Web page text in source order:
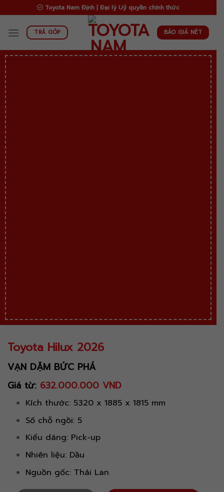
to
content
Toyota Nam Định | Đại lý Uỷ quyền chính thức
TRẢ GÓP BÁO GIÁ NÉT
Toyota Hilux 2026
VẠN DẶM BỨC PHÁ
Giá từ: 632.000.000 VND
Kích thước: 5320 x 1885 x 1815 mm
Số chỗ ngồi: 5
Kiểu dáng: Pick-up
Nhiên liệu: Dầu
Nguồn gốc: Thái Lan